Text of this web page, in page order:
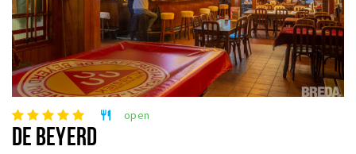
restaurant open
DE BEYERD